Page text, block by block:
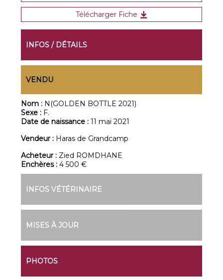
Télécharger Fiche
INFOS / DÉTAILS
VENDU
Nom : N(GOLDEN BOTTLE 2021)
Sexe : F.
Date de naissance :11 mai 2021
Vendeur : Haras de Grandcamp
Acheteur : Zied ROMDHANE
Enchères :4 500 €
INFOS VÉTÉRINAIRE
MISES À JOUR
PHOTOS